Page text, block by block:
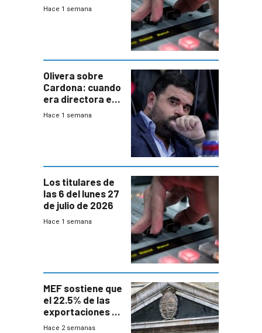
2026
Hace 1 semana
Olivera sobre
Cardona: cuando
era directora en
UTE “no era muy
Hace 1 semana
Los titulares de
las 6 del lunes 27
de julio de 2026
Hace 1 semana
MEF sostiene que
el 22.5% de las
exportaciones a
EE.UU se verán
Hace 2 semanas